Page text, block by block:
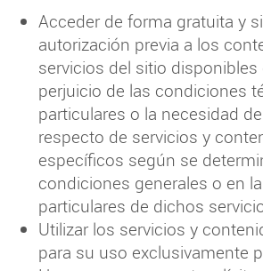
Acceder de forma gratuita y
autorización previa a los
servicios del sitio
perjuicio de las condiciones
particulares o la necesidad
respecto de servicios y
específicos según se
condiciones generales o en
particulares de dichos
Utilizar los servicios y
para su uso exclusivamente